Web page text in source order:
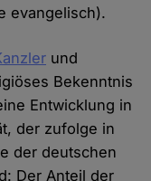
evangelisch).
und
Bekenntnis
Entwicklung in
der zufolge in
der deutschen
Der Anteil der